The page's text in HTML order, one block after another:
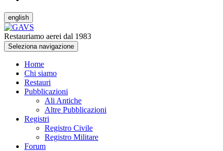
english
Restauriamo aerei dal 1983
Seleziona navigazione
Home
Chi siamo
Restauri
Pubblicazioni
Ali Antiche
Altre Pubblicazioni
Registri
Registro Civile
Registro Militare
Forum